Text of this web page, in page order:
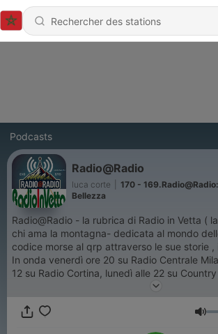
Podcasts
Radio@Radio
luca corte
170 -
Bellezza
Radio@Radio - la rubrica di Radio in Vetta (
chi ama la montagna- dedicata al mondo
codice morse al qrp attraverso le sue storie ,
In onda venerdì ore 20 su Radio Centrale
12 su Radio Cortina, lunedì alle 22 su
martedì ore 22 su Radio Station One